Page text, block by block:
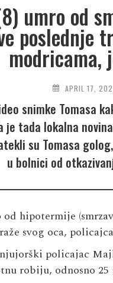
umro od
poslednje
modricama,
APRIL 17,
snimke Tomasa
je tada lokalna
su Tomasa
u bolnici od
hipotermije
svog oca,
policajac
robiju, odnosno